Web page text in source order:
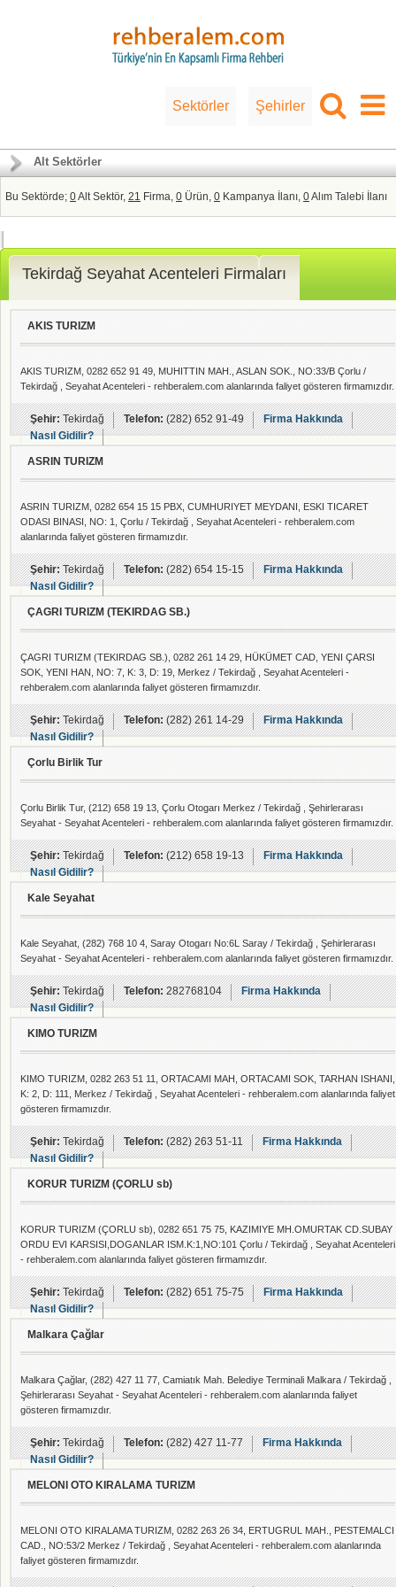
Sektörler Şehirler
Alt Sektörler
Bu Sektörde; 0Alt Sektör, 21 Firma, 0 Ürün, 0 Kampanya İlanı, 0Alım Talebi İlanı
Tekirdağ Seyahat Acenteleri Firmaları
AKIS TURIZM
AKIS TURIZM, 0282 652 91 49, MUHITTIN MAH., ASLAN SOK., NO:33/B Çorlu /
Tekirdağ , Seyahat Acenteleri - rehberalem.com alanlarında faliyet gösteren firmamızdır.
Şehir:Tekirdağ Telefon:(282) 652 91-49
Firma Hakkında
Nasıl Gidilir?
ASRIN TURIZM
ASRIN TURIZM, 0282 654 15 15 PBX, CUMHURIYET MEYDANI, ESKI TICARET
ODASI BINASI, NO: 1, Çorlu / Tekirdağ , Seyahat Acenteleri - rehberalem.com
alanlarında faliyet gösteren firmamızdır.
Şehir:Tekirdağ Telefon:(282) 654 15-15
Firma Hakkında
Nasıl Gidilir?
ÇAGRI TURIZM (TEKIRDAG SB.)
ÇAGRI TURIZM (TEKIRDAG SB.), 0282 261 14 29, HÜKÜMET CAD, YENI ÇARSI
SOK, YENI HAN, NO: 7, K: 3, D: 19, Merkez / Tekirdağ , Seyahat Acenteleri -
rehberalem.com alanlarında faliyet gösteren firmamızdır.
Şehir:Tekirdağ Telefon:(282) 261 14-29
Firma Hakkında
Nasıl Gidilir?
Çorlu Birlik Tur
Çorlu Birlik Tur, (212) 658 19 13, Çorlu Otogarı Merkez / Tekirdağ , Şehirlerarası
Seyahat - Seyahat Acenteleri - rehberalem.com alanlarında faliyet gösteren firmamızdır.
Şehir:Tekirdağ Telefon:(212) 658 19-13
Firma Hakkında
Nasıl Gidilir?
Kale Seyahat
Kale Seyahat, (282) 768 10 4, Saray Otogarı No:6L Saray / Tekirdağ , Şehirlerarası
Seyahat - Seyahat Acenteleri - rehberalem.com alanlarında faliyet gösteren firmamızdır.
Şehir:Tekirdağ Telefon:282768104
Firma Hakkında
Nasıl Gidilir?
KIMO TURIZM
KIMO TURIZM, 0282 263 51 11, ORTACAMI MAH, ORTACAMI SOK, TARHAN ISHANI,
K: 2, D: 111, Merkez / Tekirdağ , Seyahat Acenteleri - rehberalem.com alanlarında faliyet
gösteren firmamızdır.
Şehir:Tekirdağ Telefon:(282) 263 51-11
Firma Hakkında
Nasıl Gidilir?
KORUR TURIZM (ÇORLU sb)
KORUR TURIZM (ÇORLU sb), 0282 651 75 75, KAZIMIYE MH.OMURTAK CD.SUBAY
ORDU EVI KARSISI,DOGANLAR ISM.K:1,NO:101 Çorlu / Tekirdağ , Seyahat Acenteleri
- rehberalem.com alanlarında faliyet gösteren firmamızdır.
Şehir:Tekirdağ Telefon:(282) 651 75-75
Firma Hakkında
Nasıl Gidilir?
Malkara Çağlar
Malkara Çağlar, (282) 427 11 77, Camiatık Mah. Belediye Terminali Malkara / Tekirdağ ,
Şehirlerarası Seyahat - Seyahat Acenteleri - rehberalem.com alanlarında faliyet
gösteren firmamızdır.
Şehir:Tekirdağ Telefon:(282) 427 11-77
Firma Hakkında
Nasıl Gidilir?
MELONI OTO KIRALAMA TURIZM
MELONI OTO KIRALAMA TURIZM, 0282 263 26 34, ERTUGRUL MAH., PESTEMALCI
CAD., NO:53/2 Merkez / Tekirdağ , Seyahat Acenteleri - rehberalem.com alanlarında
faliyet gösteren firmamızdır.